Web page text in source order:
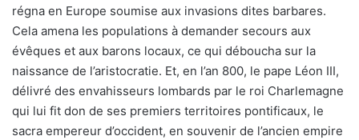
régna en Europe soumise aux invasions dites barbares.
Cela amena les populations à demander secours aux
évêques et aux barons locaux, ce qui déboucha sur la
naissance de l’aristocratie. Et, en l’an 800, le pape Léon III,
délivré des envahisseurs lombards par le roi Charlemagne
qui lui fit don de ses premiers territoires pontificaux, le
sacra empereur d’occident, en souvenir de l’ancien empire